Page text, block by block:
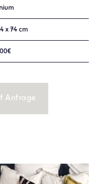
x 74 cm
Anfrage